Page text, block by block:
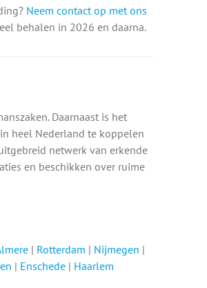
Neem contact op met ons
behalen in 2026 en daarna.
Daarnaast is het
heel Nederland te koppelen
netwerk van erkende
en beschikken over ruime
| Rotterdam | Nijmegen |
| Enschede | Haarlem